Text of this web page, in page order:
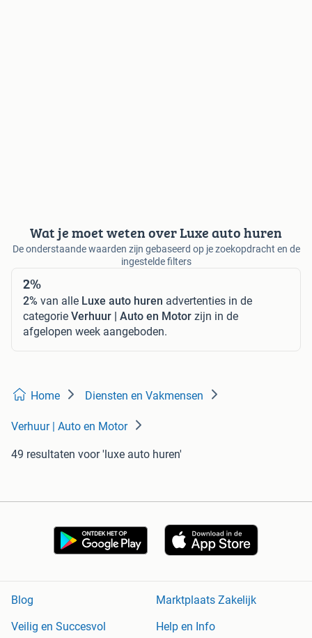
Wat je moet weten over Luxe auto huren
De onderstaande waarden zijn gebaseerd op je zoekopdracht en de
ingestelde filters
2%
2% van alle Luxe auto huren advertenties in de
categorie Verhuur | Auto en Motor zijn in de
afgelopen week aangeboden.
Home Diensten en Vakmensen
Verhuur | Auto en Motor
49 resultaten voor 'luxe auto huren'
Blog
Marktplaats Zakelijk
Veilig en Succesvol
Help en Info